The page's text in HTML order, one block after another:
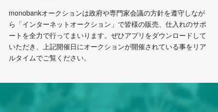
monobankオークションは政府や専門家会議の方針を遵守しなが
ら「インターネットオークション」で皆様の販売、仕入れのサポ
ートを全力で行ってまいります。ぜひアプリをダウンロードして
いただき、上記開催日にオークションが開催されている事をリア
ルタイムでご覧ください。